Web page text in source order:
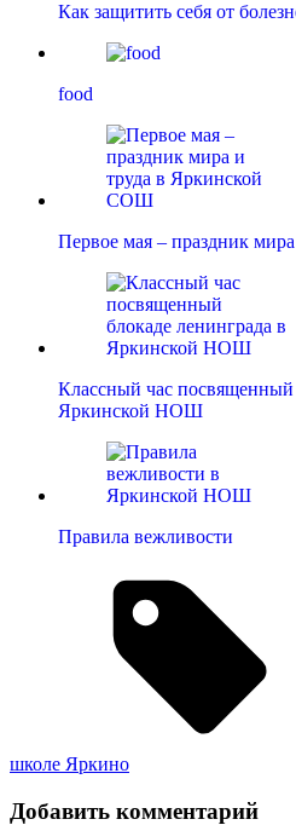
Как защитить себя от
food
Первое мая – праздник мира
Классный час посвященный
Яркинской НОШ
Правила вежливости
школе Яркино
Добавить комментарий